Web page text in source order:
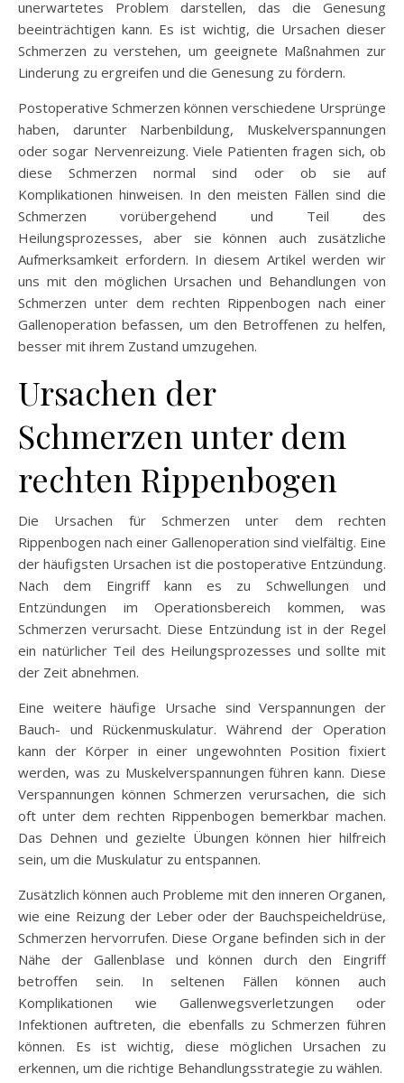
unerwartetes Problem darstellen, das die Genesung
beeinträchtigen kann. Es ist wichtig, die Ursachen dieser
Schmerzen zu verstehen, um geeignete Maßnahmen zur
Linderung zu ergreifen und die Genesung zu fördern.
Postoperative Schmerzen können verschiedene Ursprünge
haben, darunter Narbenbildung, Muskelverspannungen
oder sogar Nervenreizung. Viele Patienten fragen sich, ob
diese Schmerzen normal sind oder ob sie auf
Komplikationen hinweisen. In den meisten Fällen sind die
Schmerzen vorübergehend und Teil des
Heilungsprozesses, aber sie können auch zusätzliche
Aufmerksamkeit erfordern. In diesem Artikel werden wir
uns mit den möglichen Ursachen und Behandlungen von
Schmerzen unter dem rechten Rippenbogen nach einer
Gallenoperation befassen, um den Betroffenen zu helfen,
besser mit ihrem Zustand umzugehen.
Ursachen der
Schmerzen unter dem
rechten Rippenbogen
Die Ursachen für Schmerzen unter dem rechten
Rippenbogen nach einer Gallenoperation sind vielfältig. Eine
der häufigsten Ursachen ist die postoperative Entzündung.
Nach dem Eingriff kann es zu Schwellungen und
Entzündungen im Operationsbereich kommen, was
Schmerzen verursacht. Diese Entzündung ist in der Regel
ein natürlicher Teil des Heilungsprozesses und sollte mit
der Zeit abnehmen.
Eine weitere häufige Ursache sind Verspannungen der
Bauch- und Rückenmuskulatur. Während der Operation
kann der Körper in einer ungewohnten Position fixiert
werden, was zu Muskelverspannungen führen kann. Diese
Verspannungen können Schmerzen verursachen, die sich
oft unter dem rechten Rippenbogen bemerkbar machen.
Das Dehnen und gezielte Übungen können hier hilfreich
sein, um die Muskulatur zu entspannen.
Zusätzlich können auch Probleme mit den inneren Organen,
wie eine Reizung der Leber oder der Bauchspeicheldrüse,
Schmerzen hervorrufen. Diese Organe befinden sich in der
Nähe der Gallenblase und können durch den Eingriff
betroffen sein. In seltenen Fällen können auch
Komplikationen wie Gallenwegsverletzungen oder
Infektionen auftreten, die ebenfalls zu Schmerzen führen
können. Es ist wichtig, diese möglichen Ursachen zu
erkennen, um die richtige Behandlungsstrategie zu wählen.